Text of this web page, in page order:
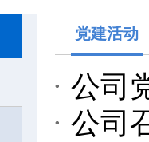
党建活动
公司
公司